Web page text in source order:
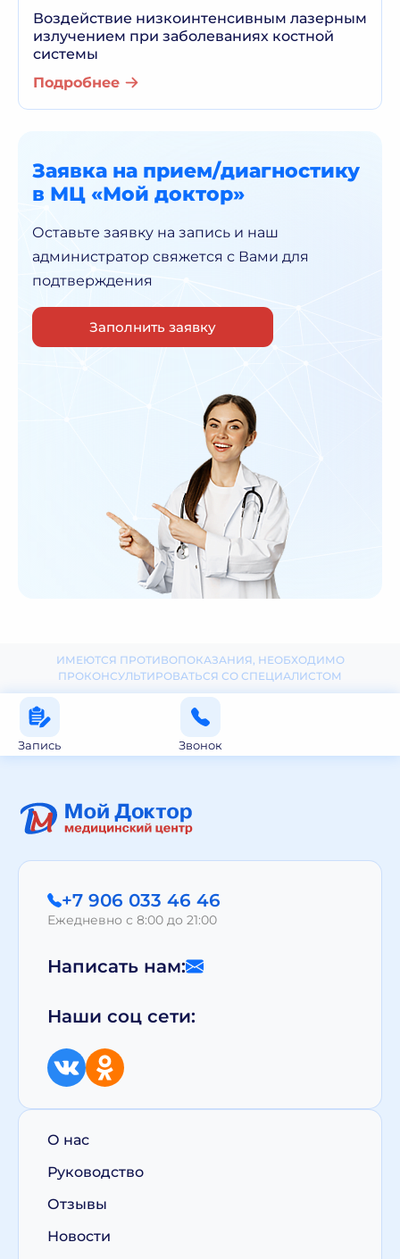
Воздействие низкоинтенсивным лазерным
излучением при заболеваниях костной
системы
Подробнее
Заявка на прием/диагностику
в МЦ «Мой доктор»
Оставьте заявку на запись и наш
администратор свяжется с Вами для
подтверждения
Заполнить заявку
ИМЕЮТСЯ ПРОТИВОПОКАЗАНИЯ, НЕОБХОДИМО
ПРОКОНСУЛЬТИРОВАТЬСЯ СО СПЕЦИАЛИСТОМ
Запись Звонок
+7 906 033 46 46
Ежедневно с 8:00 до 21:00
Написать нам:
Наши соц сети:
О нас
Руководство
Отзывы
Новости